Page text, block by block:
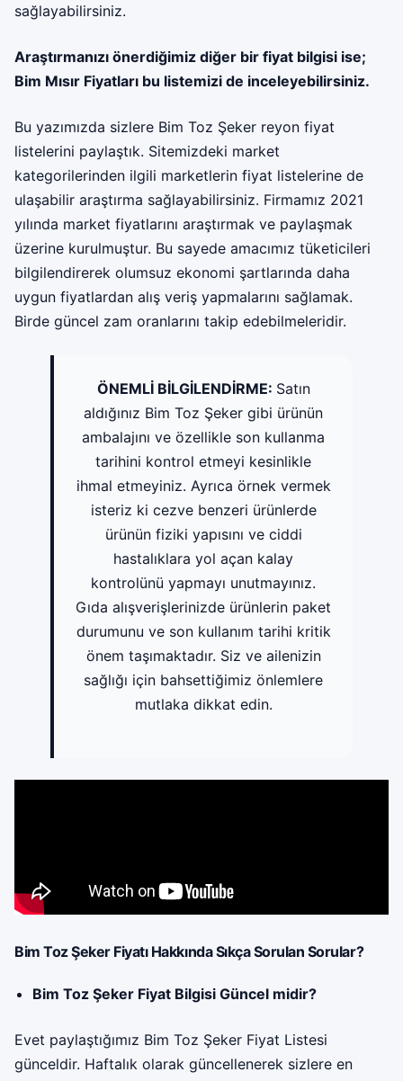
sağlayabilirsiniz.
Araştırmanızı önerdiğimiz diğer bir fiyat bilgisi ise;
Bim Mısır Fiyatları bu listemizi de inceleyebilirsiniz.
Bu yazımızda sizlere Bim Toz Şeker reyon fiyat
listelerini paylaştık. Sitemizdeki market
kategorilerinden ilgili marketlerin fiyat listelerine de
ulaşabilir araştırma sağlayabilirsiniz. Firmamız 2021
yılında market fiyatlarını araştırmak ve paylaşmak
üzerine kurulmuştur. Bu sayede amacımız tüketicileri
bilgilendirerek olumsuz ekonomi şartlarında daha
uygun fiyatlardan alış veriş yapmalarını sağlamak.
Birde güncel zam oranlarını takip edebilmeleridir.
ÖNEMLİ BİLGİLENDİRME: Satın
aldığınız Bim Toz Şeker gibi ürünün
ambalajını ve özellikle son kullanma
tarihini kontrol etmeyi kesinlikle
ihmal etmeyiniz. Ayrıca örnek vermek
isteriz ki cezve benzeri ürünlerde
ürünün fiziki yapısını ve ciddi
hastalıklara yol açan kalay
kontrolünü yapmayı unutmayınız.
Gıda alışverişlerinizde ürünlerin paket
durumunu ve son kullanım tarihi kritik
önem taşımaktadır. Siz ve ailenizin
sağlığı için bahsettiğimiz önlemlere
mutlaka dikkat edin.
Bim Toz Şeker Fiyatı Hakkında Sıkça Sorulan Sorular?
Bim Toz Şeker Fiyat Bilgisi Güncel midir?
Evet paylaştığımız Bim Toz Şeker Fiyat Listesi
günceldir. Haftalık olarak güncellenerek sizlere en